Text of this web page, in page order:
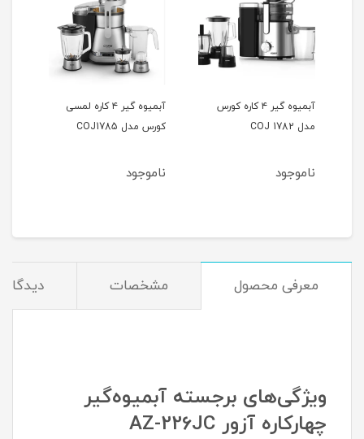
آبمیوه گیر ۴ کاره کورس
مدل COJ 1782
ناموجود
آبمیوه گیر ۴ کاره لمسی
کورس مدل COJ1785
ناموجود
معرفی محصول مشخصات
ویژگی‌های برجسته آبمیوه‌گیر
چهارکاره آزور AZ-226JC